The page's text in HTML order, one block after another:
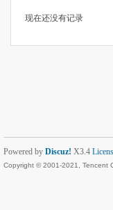
现在还没有记录
Powered by Discuz! X3.4
Copyright © 2001-2021, Tencent